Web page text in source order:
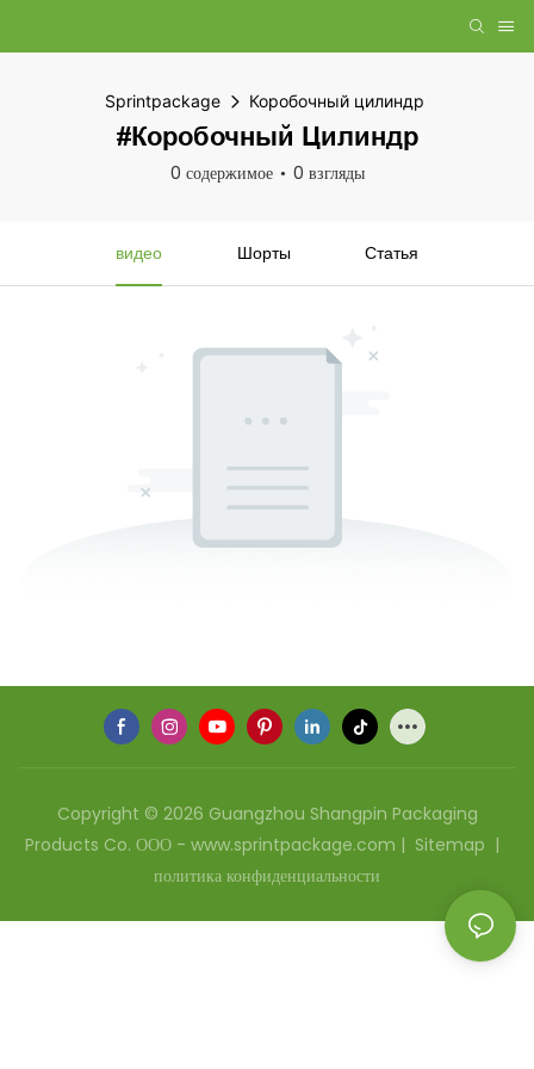
Sprintpackage Коробочный цилиндр
#Коробочный Цилиндр
0 содержимое 0 взгляды
видео Шорты Статья
Copyright © 2026 Guangzhou Shangpin Packaging
Products Co. ООО - www.sprintpackage.com | Sitemap |
политика конфиденциальности